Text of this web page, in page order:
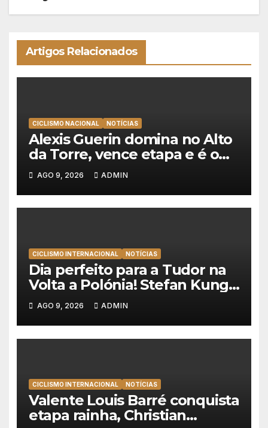
Artigos Relacionados
CICLISMO NACIONAL NOTÍCIAS
Alexis Guerin domina no Alto
da Torre, vence etapa e é o
novo líder da Volta a Portugal
2026!
AGO 9, 2026 ADMIN
CICLISMO INTERNACIONAL NOTÍCIAS
Dia perfeito para a Tudor na
Volta a Polónia! Stefan Kung
vence contra-relógio e Marco
Brenner revira geral a seu
favor
AGO 9, 2026 ADMIN
CICLISMO INTERNACIONAL NOTÍCIAS
Valente Louis Barré conquista
etapa rainha, Christian